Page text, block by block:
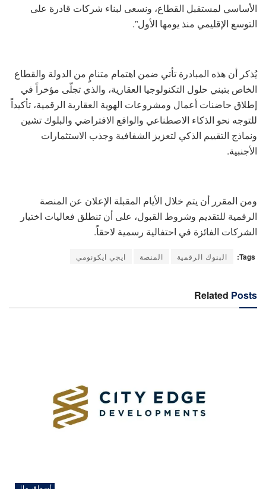
الأساسي لمستقبل القطاع، ونسعى لبناء شركات قادرة على
التوسع الإقليمي منذ يومها الأول”.
يُذكر أن هذه المبادرة تأتي ضمن اهتمام متنامٍ من الدولة والقطاع
الخاص بتبني حلول التكنولوجيا العقارية، والذي تجلّى مؤخراً في
إطلاق حاضنات أعمال ومشروعات الهوية العقارية الرقمية، تأكيداً
للتوجه نحو الذكاء الاصطناعي والواقع الافتراضي والبلوك تشين
ونماذج التقييم الذكي لتعزيز الشفافية وجذب الاستثمارات
الأجنبية.
ومن المقرر أن يتم خلال الأيام المقبلة الإعلان عن المنصة
الرقمية للتقديم وشروط القبول، على أن تنطلق فعاليات اختيار
الشركات الفائزة في احتفالية رسمية لاحقاً.
Tags: البنوك الرقمية المنصة ايجي ايكونومي
Related Posts
أسواق مال